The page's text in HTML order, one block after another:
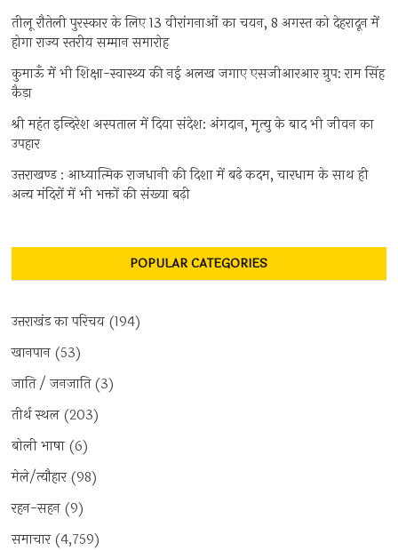
तीलू रौतेली पुरस्कार के लिए 13 वीरांगनाओं का चयन, 8 अगस्त को देहरादून में
होगा राज्य स्तरीय सम्मान समारोह
कुमाऊँ में भी शिक्षा-स्वास्थ्य की नई अलख जगाए एसजीआरआर ग्रुप: राम सिंह
कैड़ा
श्री महंत इन्दिरेश अस्पताल में दिया संदेश: अंगदान, मृत्यु के बाद भी जीवन का
उपहार
उत्तराखण्ड : आध्यात्मिक राजधानी की दिशा में बढ़े कदम, चारधाम के साथ ही
अन्य मंदिरों में भी भक्तों की संख्या बढ़ी
POPULAR CATEGORIES
उत्तराखंड का परिचय (194)
खानपान (53)
जाति / जनजाति(3)
तीर्थ स्थल (203)
बोली भाषा (6)
मेले/त्यौहार(98)
रहन-सहन (9)
समाचार(4,759)